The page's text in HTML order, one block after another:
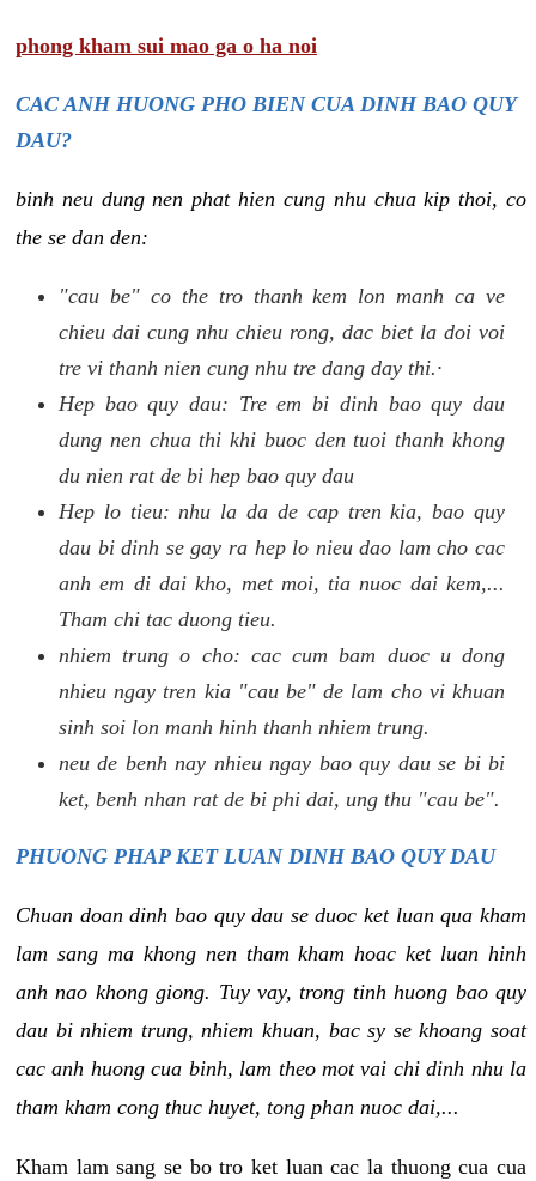
phong kham sui mao ga o ha noi
CAC ANH HUONG PHO BIEN CUA DINH BAO QUY
DAU?
binh neu dung nen phat hien cung nhu chua kip thoi, co
the se dan den:
"cau be" co the tro thanh kem lon manh ca ve
chieu dai cung nhu chieu rong, dac biet la doi voi
tre vi thanh nien cung nhu tre dang day thi.·
Hep bao quy dau: Tre em bi dinh bao quy dau
dung nen chua thi khi buoc den tuoi thanh khong
du nien rat de bi hep bao quy dau
Hep lo tieu: nhu la da de cap tren kia, bao quy
dau bi dinh se gay ra hep lo nieu dao lam cho cac
anh em di dai kho, met moi, tia nuoc dai kem,...
Tham chi tac duong tieu.
nhiem trung o cho: cac cum bam duoc u dong
nhieu ngay tren kia "cau be" de lam cho vi khuan
sinh soi lon manh hinh thanh nhiem trung.
neu de benh nay nhieu ngay bao quy dau se bi bi
ket, benh nhan rat de bi phi dai, ung thu "cau be".
PHUONG PHAP KET LUAN DINH BAO QUY DAU
Chuan doan dinh bao quy dau se duoc ket luan qua kham
lam sang ma khong nen tham kham hoac ket luan hinh
anh nao khong giong. Tuy vay, trong tinh huong bao quy
dau bi nhiem trung, nhiem khuan, bac sy se khoang soat
cac anh huong cua binh, lam theo mot vai chi dinh nhu la
tham kham cong thuc huyet, tong phan nuoc dai,...
Kham lam sang se bo tro ket luan cac la thuong cua cua